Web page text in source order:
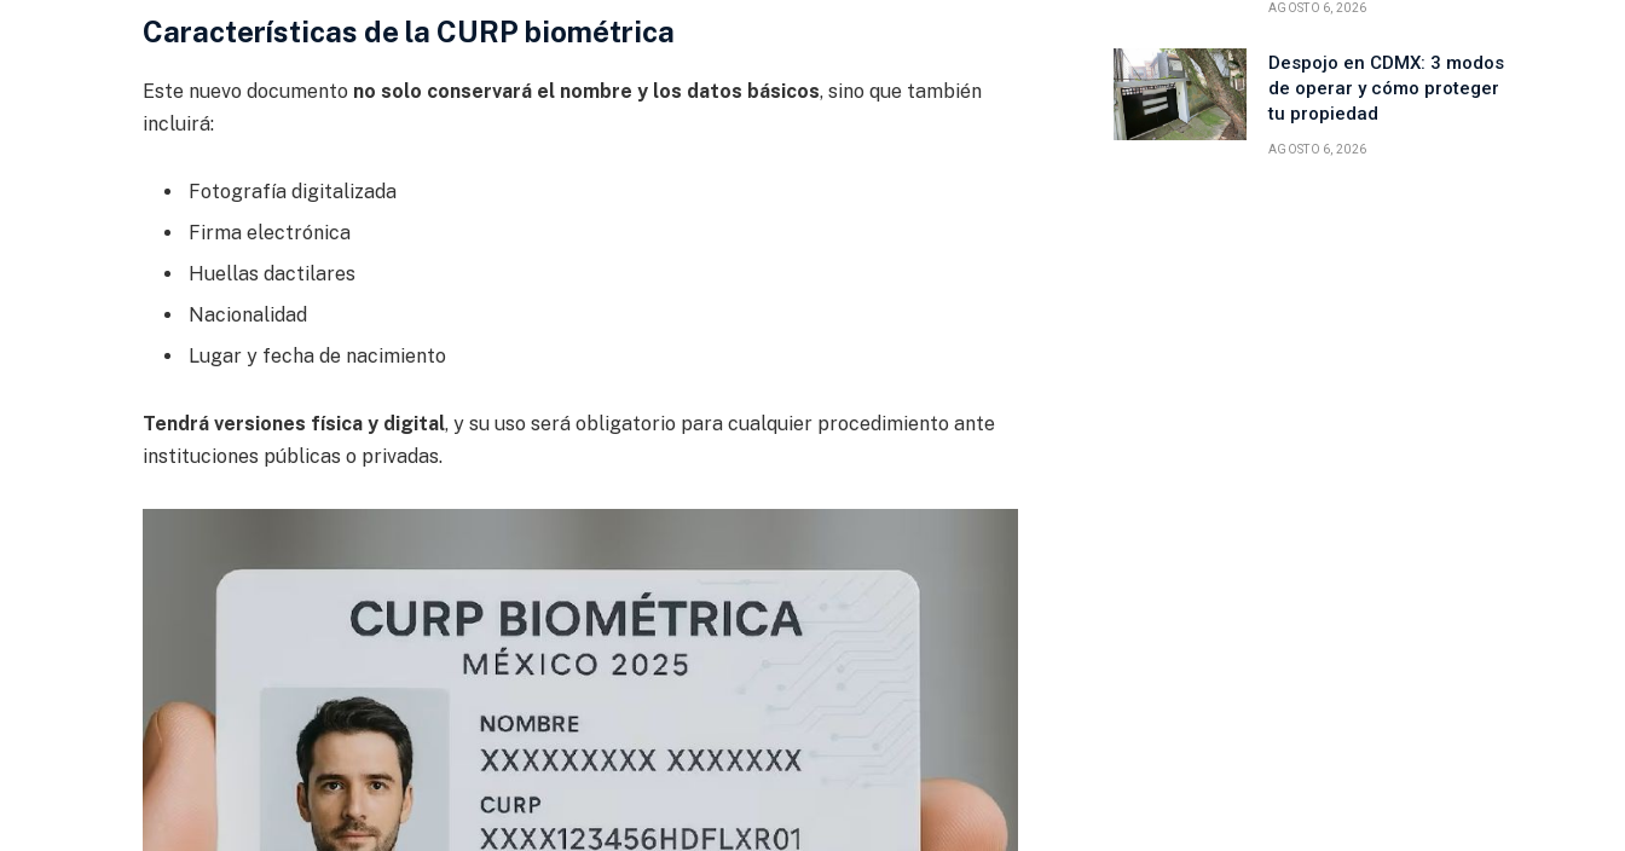
Características de la CURP biométrica
Este nuevo documento no solo conservará el nombre y los datos básicos, sino que también
incluirá:
Fotografía digitalizada
Firma electrónica
Huellas dactilares
Nacionalidad
Lugar y fecha de nacimiento
Tendrá versiones física y digital, y su uso será obligatorio para cualquier procedimiento ante
instituciones públicas o privadas.
AGOSTO 6, 2026
Despojo en CDMX: 3 modos
de operar y cómo proteger
tu propiedad
AGOSTO 6, 2026